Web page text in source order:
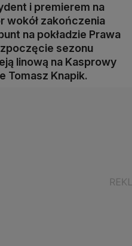
i premierem na
wokół zakończenia
na pokładzie Prawa
sezonu
linową na Kasprowy
Tomasz Knapik.